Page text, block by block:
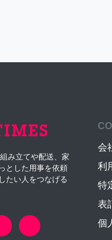
み立てや配送、家
とした用事を依頼
たい人をつなげる
会
利
特
表
個